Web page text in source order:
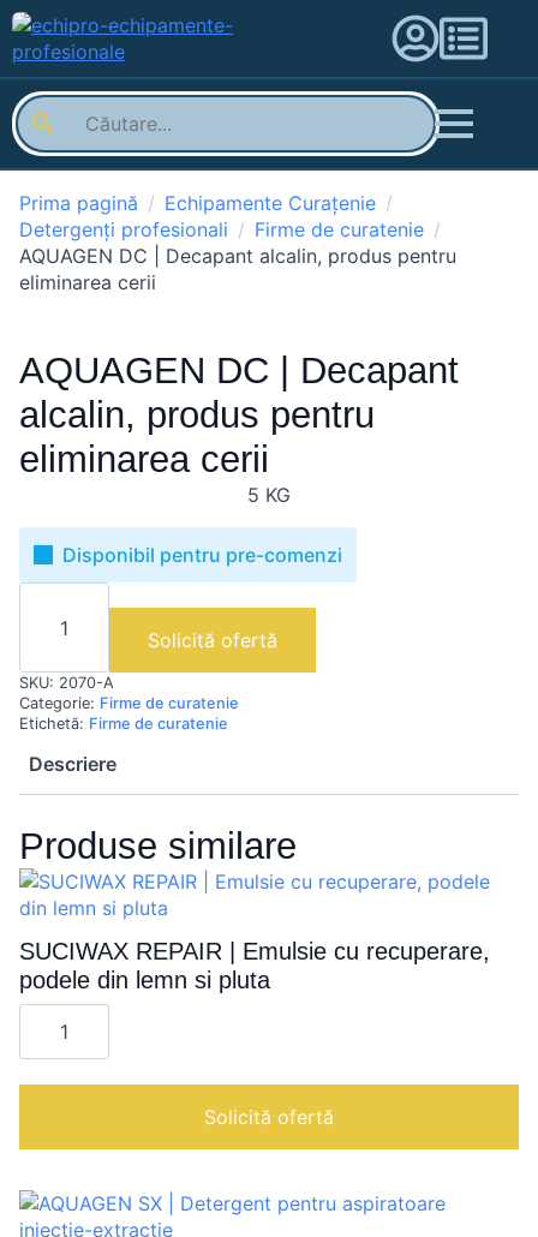
Prima pagină
Echipamente Curațenie
Detergenți profesionali
Firme de curatenie
AQUAGEN DC | Decapant alcalin, produs pentru
eliminarea cerii
AQUAGEN DC | Decapant
alcalin, produs pentru
eliminarea cerii
5 KG
Disponibil pentru pre-comenzi
Cantitate
AQUAGEN
Decapant
alcalin,
produs
pentru
cerii
Solicită ofertă
SKU: 2070-A
Categorie: Firme de curatenie
Etichetă: Firme de curatenie
Descriere
Produse similare
SUCIWAX REPAIR | Emulsie cu recuperare,
podele din lemn si pluta
Cantitate
SUCIWAX
Emulsie
podele
lemn
si
pluta
Solicită ofertă